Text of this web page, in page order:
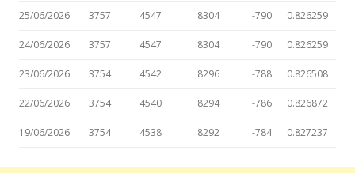
25/06/2026 3757 4547 8304 -790 0.826259
24/06/2026 3757 4547 8304 -790 0.826259
23/06/2026 3754 4542 8296 -788 0.826508
22/06/2026 3754 4540 8294 -786 0.826872
19/06/2026 3754 4538 8292 -784 0.827237